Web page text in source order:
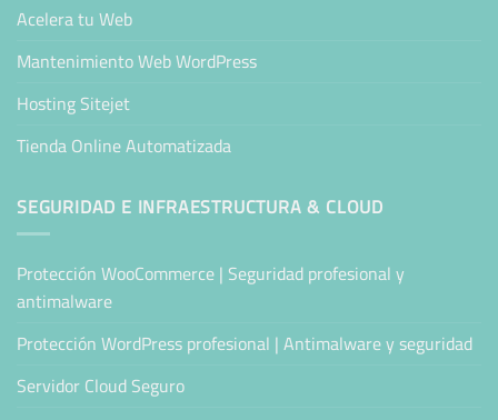
Acelera tu Web
Mantenimiento Web WordPress
Hosting Sitejet
Tienda Online Automatizada
SEGURIDAD E INFRAESTRUCTURA & CLOUD
Protección WooCommerce | Seguridad profesional y
antimalware
Protección WordPress profesional | Antimalware y seguridad
Servidor Cloud Seguro